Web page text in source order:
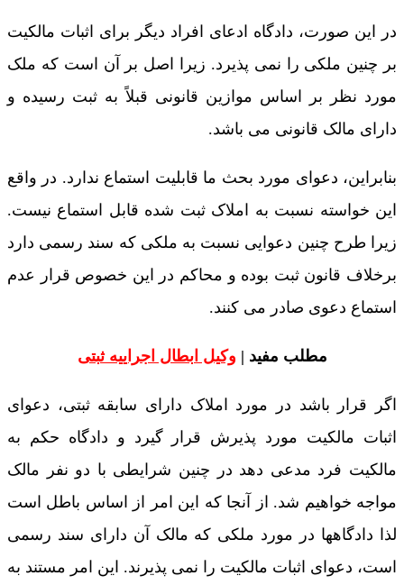
در این صورت، دادگاه ادعای افراد دیگر برای اثبات مالکیت
بر چنین ملکی را نمی پذیرد. زیرا اصل بر آن است که ملک
مورد نظر بر اساس موازین قانونی قبلاً به ثبت رسیده و
دارای مالک قانونی می باشد.
بنابراین، دعوای مورد بحث ما قابلیت استماع ندارد. در واقع
این خواسته نسبت به املاک ثبت شده قابل استماع نیست.
زیرا طرح چنین دعوایی نسبت به ملکی که سند رسمی دارد
برخلاف قانون ثبت بوده و محاکم در این خصوص قرار عدم
استماع دعوی صادر می کنند.
مطلب مفید | وکیل ابطال اجراییه ثبتی
اگر قرار باشد در مورد املاک دارای سابقه ثبتی، دعوای
اثبات مالکیت مورد پذیرش قرار گیرد و دادگاه حکم به
مالکیت فرد مدعی دهد در چنین شرایطی با دو نفر مالک
مواجه خواهیم شد. از آنجا که این امر از اساس باطل است
لذا دادگاهها در مورد ملکی که مالک آن دارای سند رسمی
است، دعوای اثبات مالکیت را نمی پذیرند. این امر مستند به